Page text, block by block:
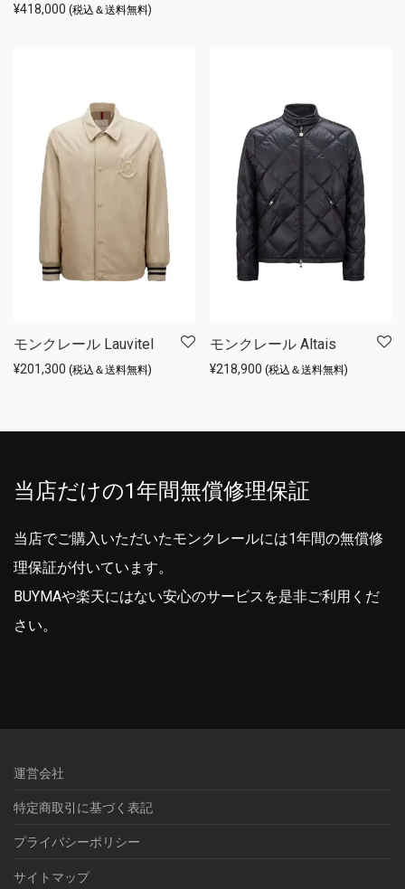
¥418,000 (税込＆送料無料)
モンクレール Lauvitel
¥201,300 (税込＆送料無料)
モンクレール Altais
¥218,900 (税込＆送料無料)
当店だけの1年間無償修理保証
当店でご購入いただいたモンクレールには1年間の無償修
理保証が付いています。
BUYMAや楽天にはない安心のサービスを是非ご利用くだ
さい。
運営会社
特定商取引に基づく表記
プライバシーポリシー
サイトマップ